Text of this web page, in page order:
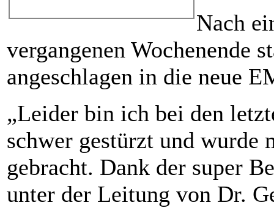
Nach
vergangenen Wochenende
angeschlagen in die neue
„Leider bin ich bei den
schwer gestürzt und wurde
gebracht. Dank der super
unter der Leitung von Dr.